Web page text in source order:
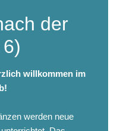
der
willkommen im
werden neue